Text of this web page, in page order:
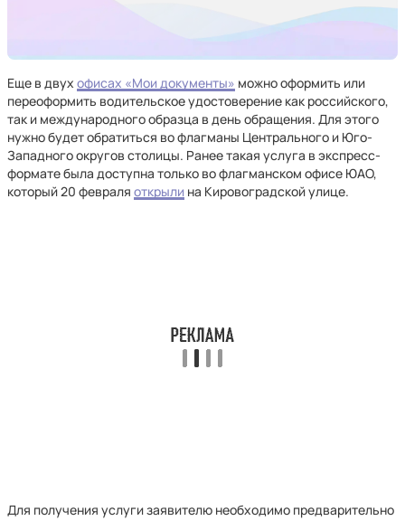
Еще в двух офисах «Мои документы» можно оформить или
переоформить водительское удостоверение как российского,
так и международного образца в день обращения. Для этого
нужно будет обратиться во флагманы Центрального и Юго-
Западного округов столицы. Ранее такая услуга в экспресс-
формате была доступна только во флагманском офисе ЮАО,
который 20 февраля открыли на Кировоградской улице.
Для получения услуги заявителю необходимо предварительно